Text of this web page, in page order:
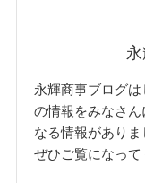
永輝商事ブログ
の情報をみなさ
なる情報がありま
ぜひご覧になって